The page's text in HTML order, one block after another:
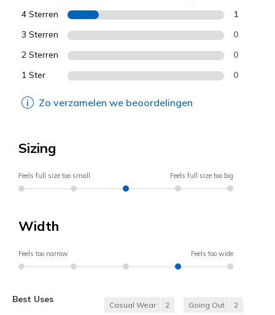
4 Sterren 1
3 Sterren 0
2 Sterren 0
1 Ster 0
Zo verzamelen we beoordelingen
Sizing
Feels full size too small Feels full size too big
Width
Feels too narrow Feels too wide
Best Uses
Casual Wear 2 Going Out 2